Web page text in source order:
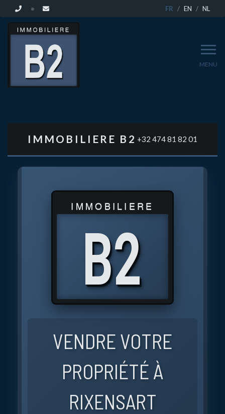
FR EN NL
MENU
VOTRE
BIEN
RIXENSART
SEREINEMENT
IMMOBILIÈRE
IMMOBILIERE B2 +32 474 81 82 01
IMMOBILIERE
B2
VENDRE VOTRE
PROPRIÉTÉ À
RIXENSART